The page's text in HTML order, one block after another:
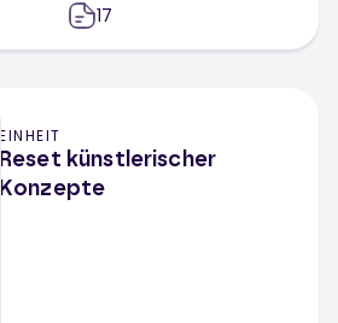
17
EINHEIT
Reset künstlerischer
Konzepte